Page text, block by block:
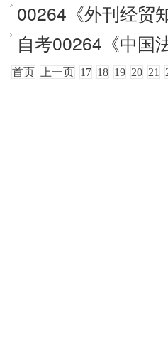
00264《外刊经贸
自考00264《中国
首页 上一页 17 18 19 20 21